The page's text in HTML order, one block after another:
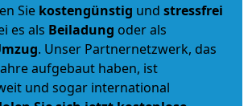
Sie kostengünstig und stressfrei
es als Beiladung oder als
. Unser Partnernetzwerk, das
aufgebaut haben, ist
und sogar international